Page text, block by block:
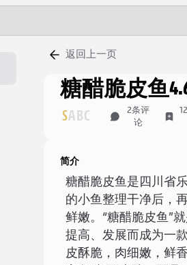
返回上一页
糖醋脆皮鱼
SA BC 2条评
论
12
简介
糖醋脆皮鱼是四川省
的小鱼整理干净后，
鲜嫩。“糖醋脆皮鱼”
提高、发展而成为一
皮酥脆，肉细嫩，鲜